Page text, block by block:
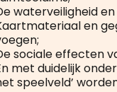
waterveiligheid
en
sociale effecten
met duidelijk
speelveld’